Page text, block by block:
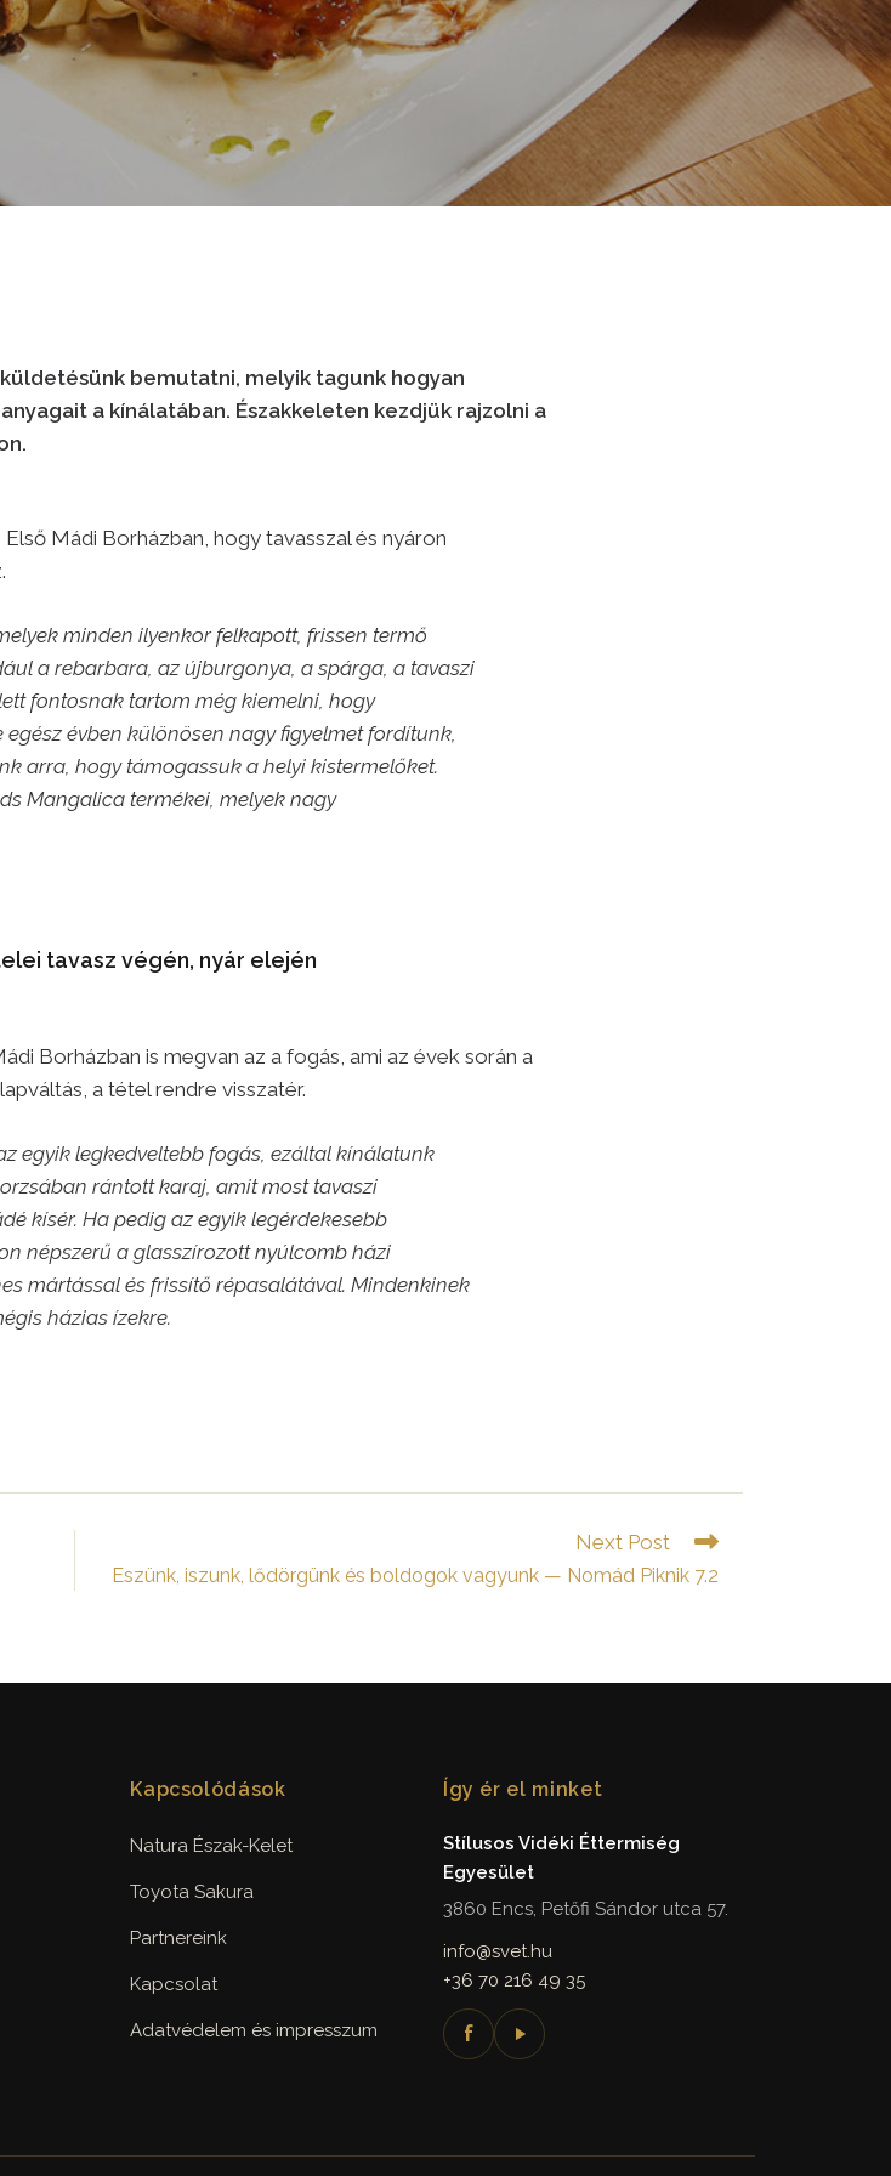
bemutatni, melyik tagunk hogyan
a kínálatában. Északkeleten kezdjük rajzolni a
Mádi Borházban, hogy tavasszal és nyáron
minden ilyenkor felkapott, frissen termő
a rebarbara, az újburgonya, a spárga, a tavaszi
fontosnak tartom még kiemelni, hogy
évben különösen nagy figyelmet fordítunk,
arra, hogy támogassuk a helyi kistermelőket.
Mangalica termékei, melyek nagy
tavasz végén, nyár elején
Borházban is megvan az a fogás, ami az évek során a
a tétel rendre visszatér.
egyik legkedveltebb fogás, ezáltal kínálatunk
rántott karaj, amit most tavaszi
kísér. Ha pedig az egyik legérdekesebb
népszerű a glasszírozott nyúlcomb házi
mártással és frissítő répasalátával. Mindenkinek
házias ízekre.
Next Post
Eszünk, iszunk, lődörgünk és boldogok vagyunk — Nomád Piknik 7.2
Kapcsolódások
Natura Észak-Kelet
Toyota Sakura
Partnereink
Kapcsolat
Adatvédelem és impresszum
Így ér el minket
Stílusos Vidéki Éttermiség
Egyesület
3860 Encs, Petőfi Sándor utca 57.
info@svet.hu
+36 70 216 49 35
f